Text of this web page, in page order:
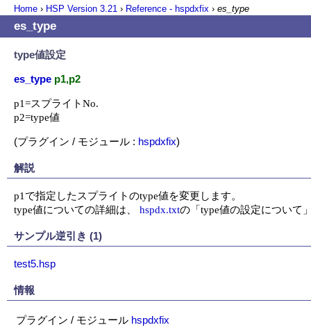
Home › HSP Version 3.21 › Reference - hspdxfix › es_type
es_type
type値設定
es_type p1,p2
p1=スプライトNo.
p2=type値
(プラグイン / モジュール : hspdxfix)
解説
p1で指定したスプライトのtype値を変更します。
type値についての詳細は、 hspdx.txtの「type値の設定について
サンプル逆引き (1)
test5.hsp
情報
プラグイン / モジュール hspdxfix